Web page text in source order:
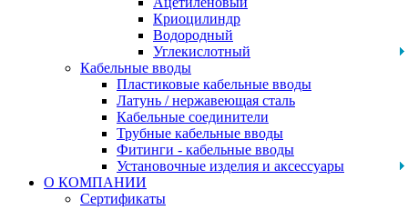
Криоцилиндр
Водородный
Углекислотный
Кабельные вводы
Пластиковые кабельные вводы
Латунь / нержавеющая сталь
Кабельные соединители
Трубные кабельные вводы
Фитинги - кабельные вводы
Установочные изделия и аксессуары
О КОМПАНИИ
Сертификаты